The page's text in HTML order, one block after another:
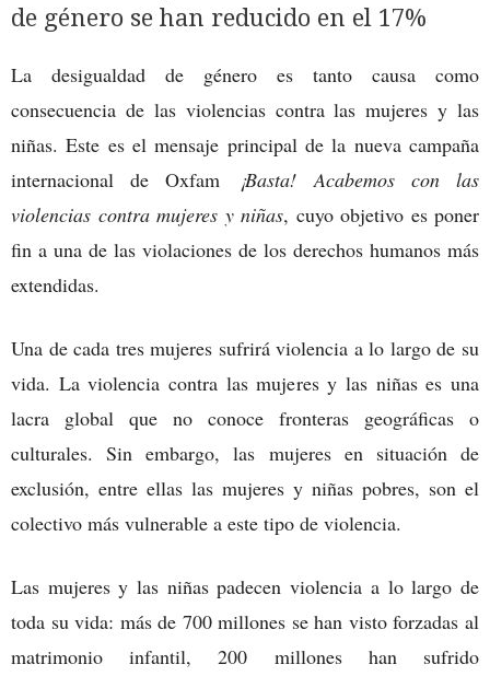
de género se han reducido en el 17%
La desigualdad de género es tanto causa como
consecuencia de las violencias contra las mujeres y las
niñas. Este es el mensaje principal de la nueva campaña
internacional de Oxfam
¡Basta!
Acabemos con las
violencias contra mujeres y niñas, cuyo objetivo es poner
fin a una de las violaciones de los derechos humanos más
extendidas.
Una de cada tres mujeres sufrirá violencia a lo largo de su
vida. La violencia contra las mujeres y las niñas es una
lacra global que no conoce fronteras geográficas o
culturales. Sin embargo, las mujeres en situación de
exclusión, entre ellas las mujeres y niñas pobres, son el
colectivo más vulnerable a este tipo de violencia.
Las mujeres y las niñas padecen violencia a lo largo de
toda su vida: más de 700 millones se han visto forzadas al
matrimonio infantil, 200 millones han sufrido